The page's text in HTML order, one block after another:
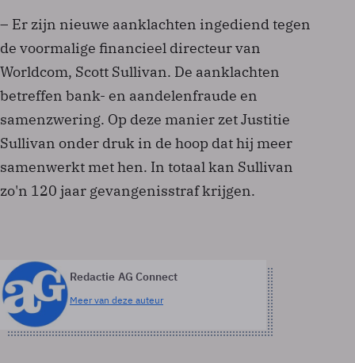
– Er zijn nieuwe aanklachten ingediend tegen
de voormalige financieel directeur van
Worldcom, Scott Sullivan. De aanklachten
betreffen bank- en aandelenfraude en
samenzwering. Op deze manier zet Justitie
Sullivan onder druk in de hoop dat hij meer
samenwerkt met hen. In totaal kan Sullivan
zo'n 120 jaar gevangenisstraf krijgen.
Redactie AG Connect
Meer van deze auteur